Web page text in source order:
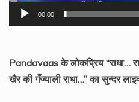
00:00
Pandavaas के लोकप्रिय “राधा…
खैर की गँज्याली राधा…” का सुन्दर